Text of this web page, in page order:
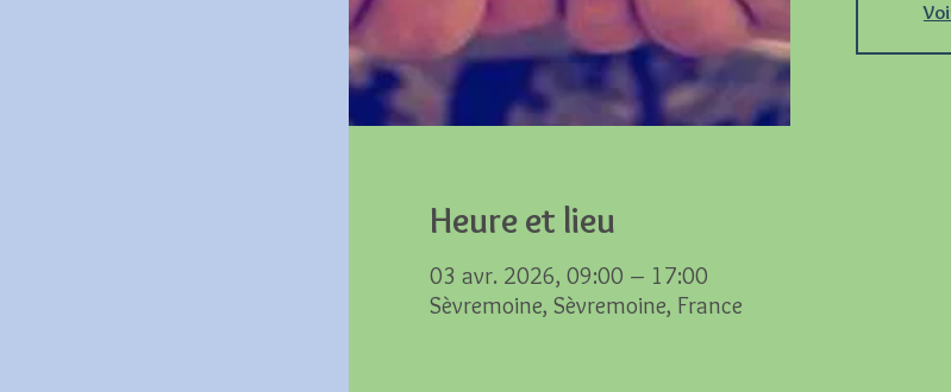
Heure et lieu
03 avr. 2026, 09:00 – 17:00
Sèvremoine, Sèvremoine, France